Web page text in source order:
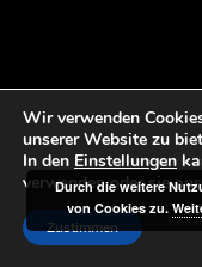
Wir verwenden
unserer Website zu
In den Einstellungen
verwenden oder sie
Zustimmen
Durch die weitere
von Cookies zu.